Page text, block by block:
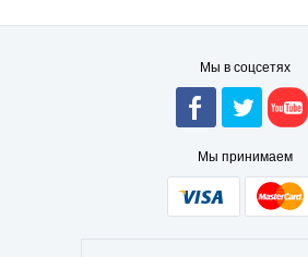
Мы в соцсетях
Мы принимаем